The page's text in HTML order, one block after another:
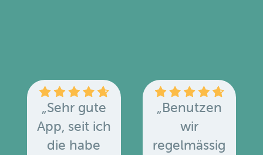
„Sehr gute
App, seit ich
die habe
„Benutzen
wir
regelmässig